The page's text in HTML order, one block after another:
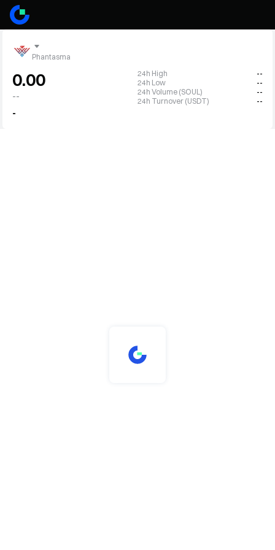
Phantasma
0.00
--
-
24h High
--
24h Low
--
24h Volume (SOUL)
--
24h Turnover (USDT)
--